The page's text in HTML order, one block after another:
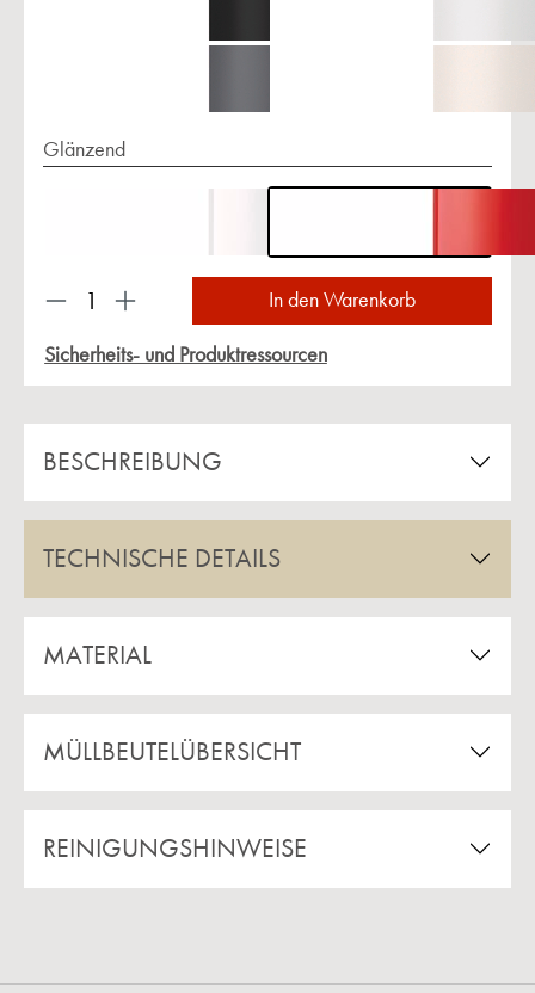
Glänzend
Produkt Anzahl: Gib den gewünschten Wert
In den Warenkorb
Sicherheits- und Produktressourcen
BESCHREIBUNG
TECHNISCHE DETAILS
MATERIAL
MÜLLBEUTELÜBERSICHT
REINIGUNGSHINWEISE